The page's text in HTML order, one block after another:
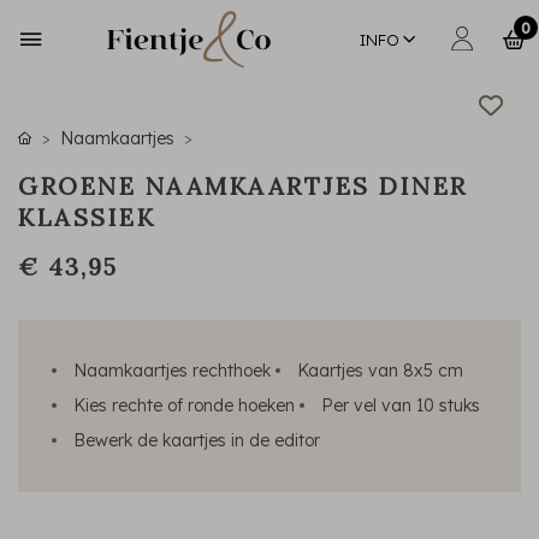
INFO
0
Naamkaartjes
GROENE NAAMKAARTJES DINER
KLASSIEK
€ 43,95
Naamkaartjes rechthoek
Kaartjes van 8x5 cm
Kies rechte of ronde hoeken
Per vel van 10 stuks
Bewerk de kaartjes in de editor